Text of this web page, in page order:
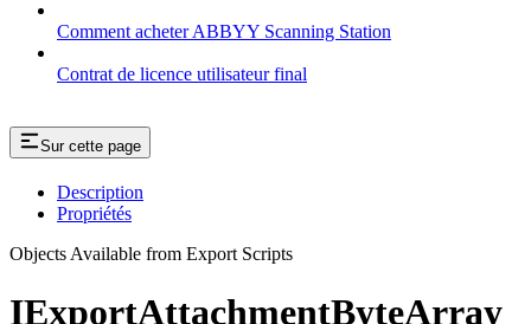
Comment acheter ABBYY Scanning Station
Contrat de licence utilisateur final
Sur cette page
Description
Propriétés
Objects Available from Export Scripts
IExportAttachmentByteArray